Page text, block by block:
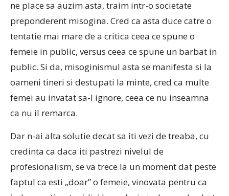
ne place sa auzim asta, traim intr-o societate
preponderent misogina. Cred ca asta duce catre o
tentatie mai mare de a critica ceea ce spune o
femeie in public, versus ceea ce spune un barbat in
public. Si da, misoginismul asta se manifesta si la
oameni tineri si destupati la minte, cred ca multe
femei au invatat sa-l ignore, ceea ce nu inseamna
ca nu il remarca.
Dar n-ai alta solutie decat sa iti vezi de treaba, cu
credinta ca daca iti pastrezi nivelul de
profesionalism, se va trece la un moment dat peste
faptul ca esti „doar” o femeie, vinovata pentru ca